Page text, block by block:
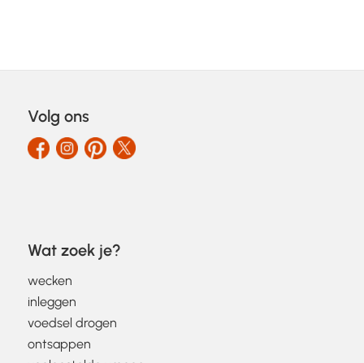
Volg ons
Wat zoek je?
wecken
inleggen
voedsel drogen
ontsappen